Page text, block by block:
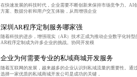
在快速发展的科技时代，企业需要不断创新来保持市场竞争力。
方案、数据分析和用户交互体验，从而增强企业
深圳AR程序定制服务哪家强
随着科技的进步，增强现实（AR）技术正成为推动企业数字化转
AR程序定制成为许多企业的挑战。协同开发模
企业为何需要专业的私域商城开发服务
随着互联网的发展，越来越多的企业认识到私域流量的重要性。
选择一家优质的私域商城开发公司是成功的关键，